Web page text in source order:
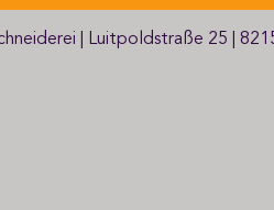
| Luitpoldstraße 25 |